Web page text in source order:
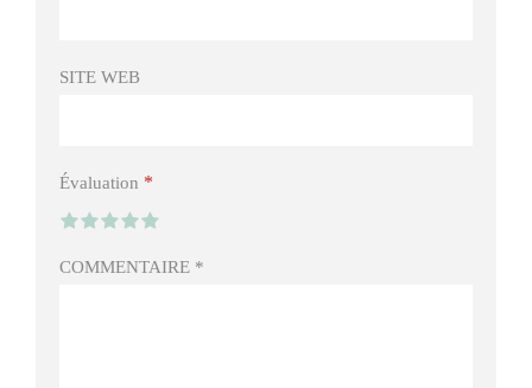
SITE WEB
Évaluation *
COMMENTAIRE *